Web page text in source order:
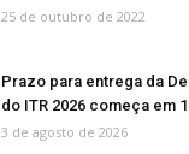
25 de outubro de 2022
Prazo para entrega da
do ITR 2026 começa em
3 de agosto de 2026